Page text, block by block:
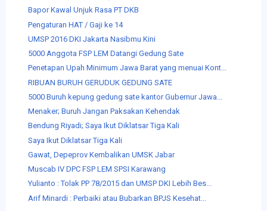
Bapor Kawal Unjuk Rasa PT DKB
Pengaturan HAT / Gaji ke 14
UMSP 2016 DKI Jakarta Nasibmu Kini
5000 Anggota FSP LEM Datangi Gedung Sate
Penetapan Upah Minimum Jawa Barat yang menuai Kont...
RIBUAN BURUH GERUDUK GEDUNG SATE
5000 Buruh kepung gedung sate kantor Gubernur Jawa...
Menaker; Buruh Jangan Paksakan Kehendak
Bendung Riyadi; Saya Ikut Diklatsar Tiga Kali
Saya Ikut Diklatsar Tiga Kali
Gawat, Depeprov Kembalikan UMSK Jabar
Muscab IV DPC FSP LEM SPSI Karawang
Yulianto : Tolak PP 78/2015 dan UMSP DKI Lebih Bes...
Arif Minardi : Perbaiki atau Bubarkan BPJS Kesehat...